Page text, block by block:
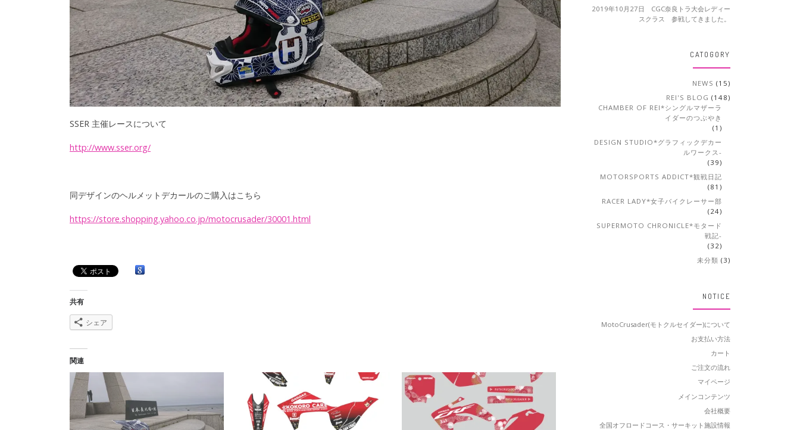
SSER 主催レースについて
http://www.sser.org/
同デザインのヘルメットデカールのご購入はこちら
https://store.shopping.yahoo.co.jp/motocrusader/30001.html
共有
シェア
関連
2019年10月27日 CGC奈良トラ大会レディー
スクラス 参戦してきました。
CATOGORY
NEWS (15)
REI'S BLOG (148)
CHAMBER OF REI*シングルマザーラ
イダーのつぶやき
(1)
DESIGN STUDIO*グラフィックデカー
ルワークス-
(39)
MOTORSPORTS ADDICT*観戦日記
(81)
RACER LADY*女子バイクレーサー部
(24)
SUPERMOTO CHRONICLE*モタード
戦記-
(32)
未分類 (3)
NOTICE
MotoCrusader(モトクルセイダー)について
お支払い方法
カート
ご注文の流れ
マイページ
メインコンテンツ
会社概要
全国オフロードコース・サーキット施設情報